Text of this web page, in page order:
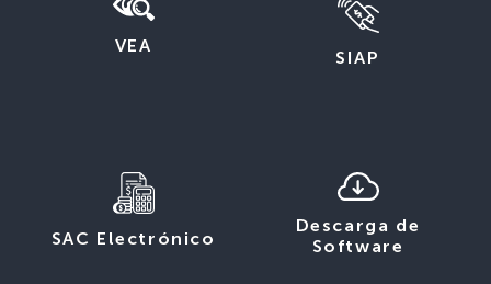
VEA
SIAP
SAC Electrónico
Descarga de
Software